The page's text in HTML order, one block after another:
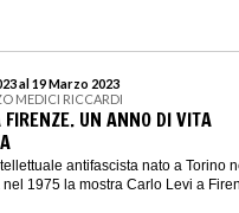
al 19 Marzo 2023
MEDICI RICCARDI
FIRENZE. UN ANNO DI VITA
antifascista nato a Torino
1975 la mostra Carlo Levi a